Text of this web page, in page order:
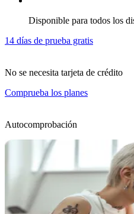
Disponible para todos los
14 días de prueba gratis
No se necesita tarjeta de crédito
Comprueba los planes
Autocomprobación